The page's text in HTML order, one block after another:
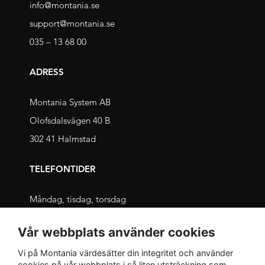
info@montania.se
support@montania.se
035 – 13 68 00
ADRESS
Montania System AB
Olofsdalsvägen 40 B
302 41 Halmstad
TELEFONTIDER
Måndag, tisdag, torsdag
Onsdag, fredag
09.00 – 12.00 och 13.00 – 16.00
Vår webbplats använder cookies
Vi på Montania värdesätter din integritet och använder